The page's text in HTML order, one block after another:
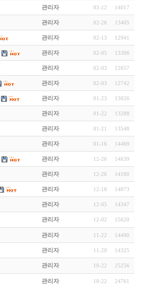
관리자 03-12 14017
관리자 02-26 13405
관리자 02-13 12941
관리자 02-05 13306
관리자 02-03 12657
관리자 02-03 12742
관리자 01-23 13026
관리자 01-22 13288
관리자 01-21 13548
관리자 01-16 14469
관리자 12-26 14639
관리자 12-26 14180
관리자 12-18 14873
관리자 12-05 14347
관리자 12-02 15620
관리자 11-22 14490
관리자 11-20 14325
관리자 10-22 25256
관리자 10-22 24761